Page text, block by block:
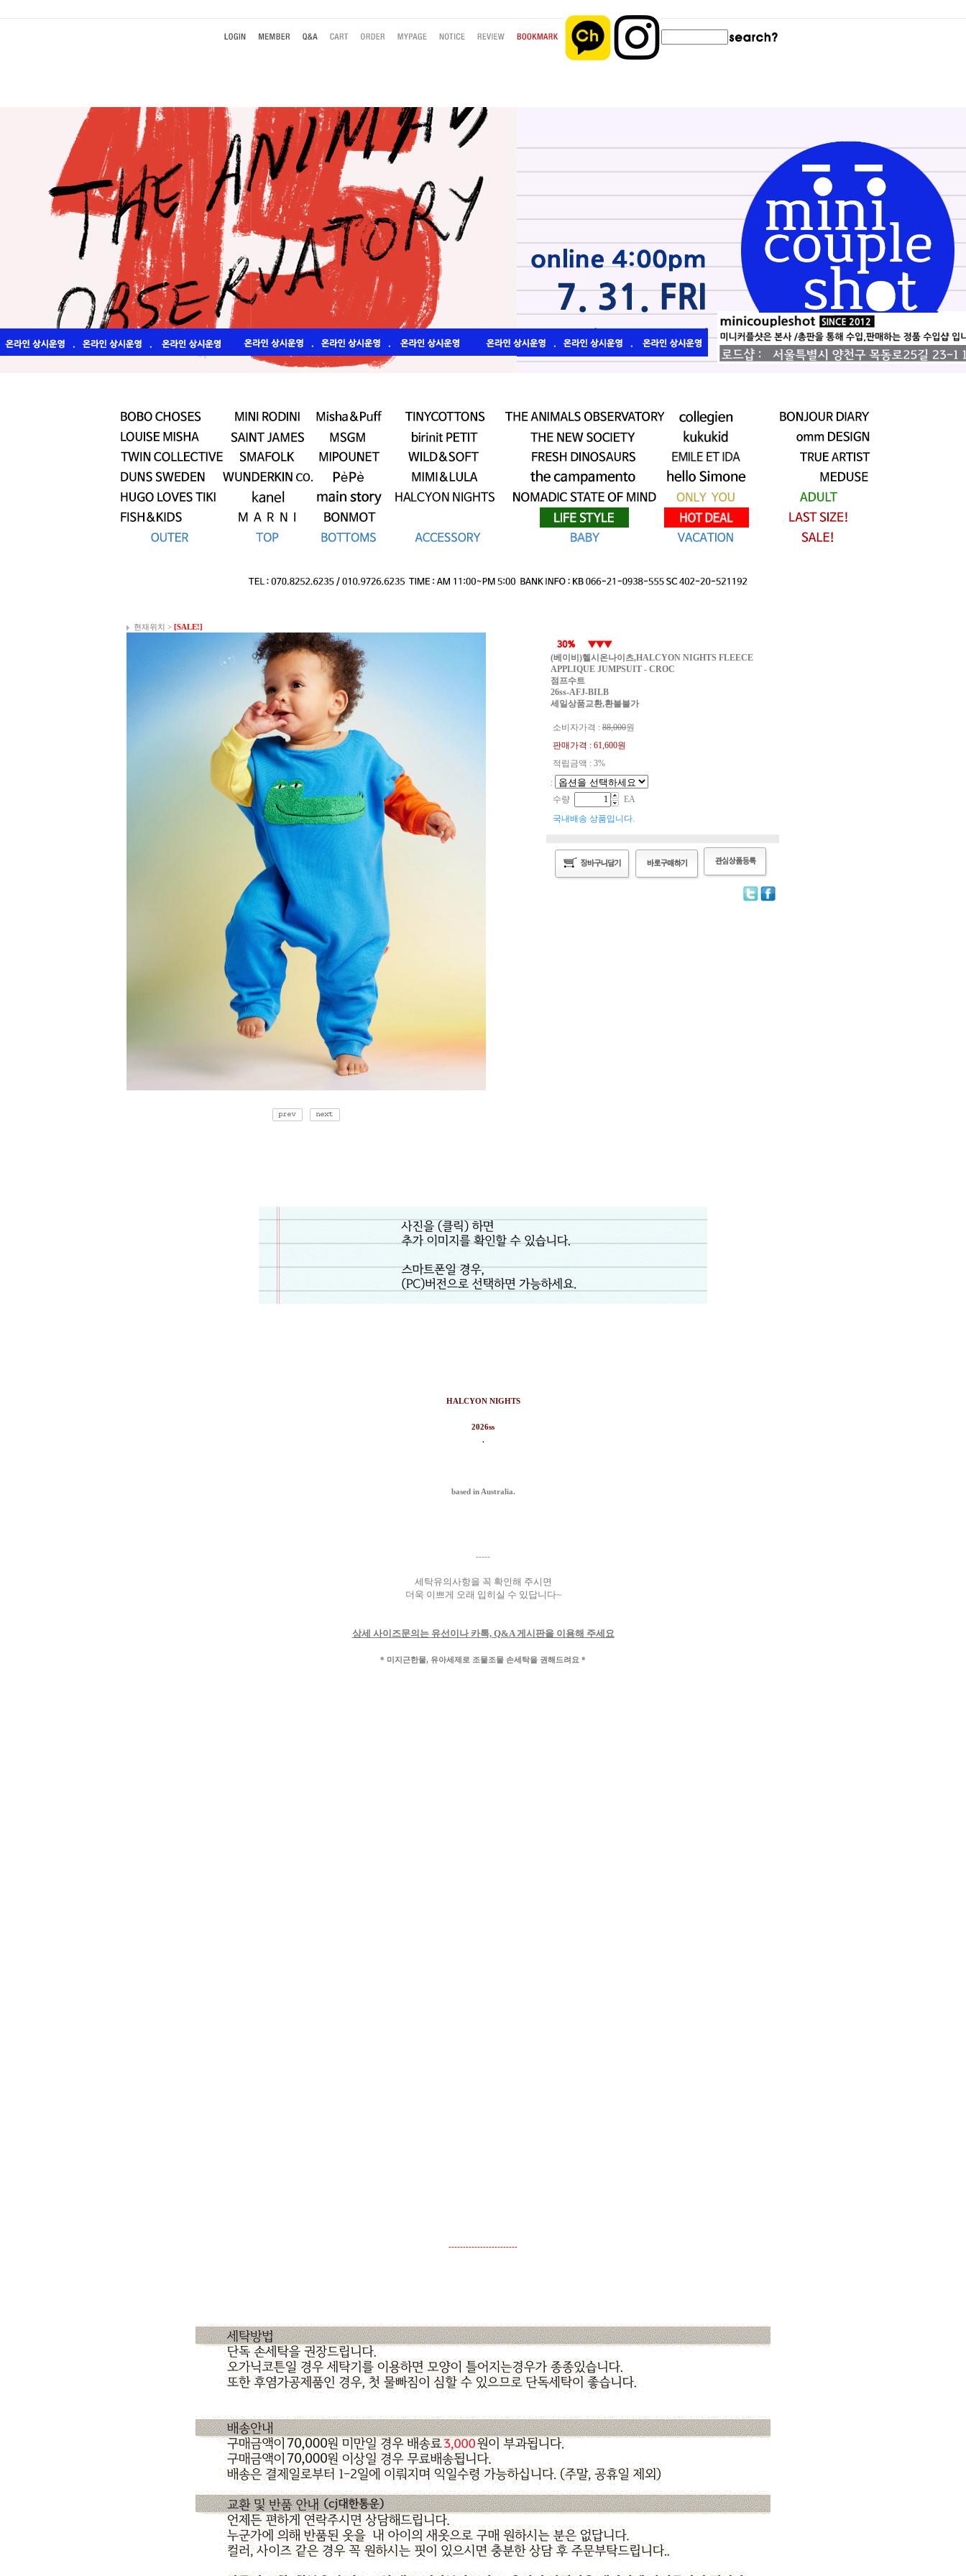
현재위치 > [SALE!]
(베이비)헬시온나이츠,HALCYON NIGHTS FLEECE
APPLIQUE JUMPSUIT - CROC
점프수트
26ss-AFJ-BILB
세일상품교환,환불불가
소비자가격 : 88,000원
판매가격 : 61,600원
적립금액 : 3%
:
수량
EA
국내배송 상품입니다.
HALCYON NIGHTS
2026ss
.
based in Australia.
-----
세탁유의사항을 꼭 확인해 주시면
더욱 이쁘게 오래 입히실 수 있답니다~
상세 사이즈문의는 유선이나 카톡, Q&A 게시판을 이용해 주세요
* 미지근한물, 유아세제로 조물조물 손세탁을 권해드려요 *
------------------------